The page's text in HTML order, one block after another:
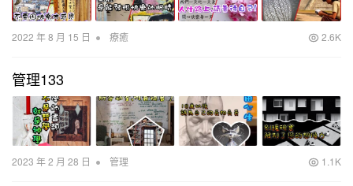
2022 年 8 月 15 日 • 療癒 2.6K
管理133
2023 年 2 月 28 日 • 管理 1.1K